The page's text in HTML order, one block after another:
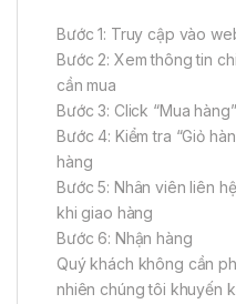
Bước 1: Truy cập vào
Bước 2: Xem thông tin
cần mua
Bước 3: Click “Mua hàng”
Bước 4: Kiểm tra “Giỏ
hàng
Bước 5: Nhân viên liên
khi giao hàng
Bước 6: Nhận hàng
Quý khách không cần
nhiên chúng tôi khuyến